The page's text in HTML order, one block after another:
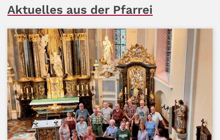
Aktuelles aus der Pfarrei